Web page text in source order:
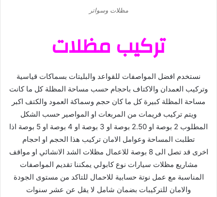
مظلات وسواتر
تركيب مظلات
نستخدم افضل المواصفات للقواعد والبليتات بسماكات قياسية
وتركيب العمدان والاكتاف باحجام حسب مساحة المظلة كل ما كانت
مساحة المظلة كبيرة كل ما كان حجم وسماكة العمود والكتف اكبر
ويتم تركيب فريمات من المربعات او المواصير حسب الشكل
المطلوب 2 بوصة او 2.50 بوصة او 3 بوصة او 4 بوصة او 5 بوصة اذا
تطلبت المساحة وعوامل الامان تركيب هذا الحجم او احجام
اخرى قد تصل الى 8 بوصة للاعمال مظلات الشد الانشائي او مواقف
مشاريع مظلات سيارات نوع كابولي يمكننا تقديم المواصفات
المناسبة مع عمل نوتة حسابية للاحمال للتاكد من مستوى الجودة
والامان للتركيبات بضمان شامل لا يقل عن عشر سنوات